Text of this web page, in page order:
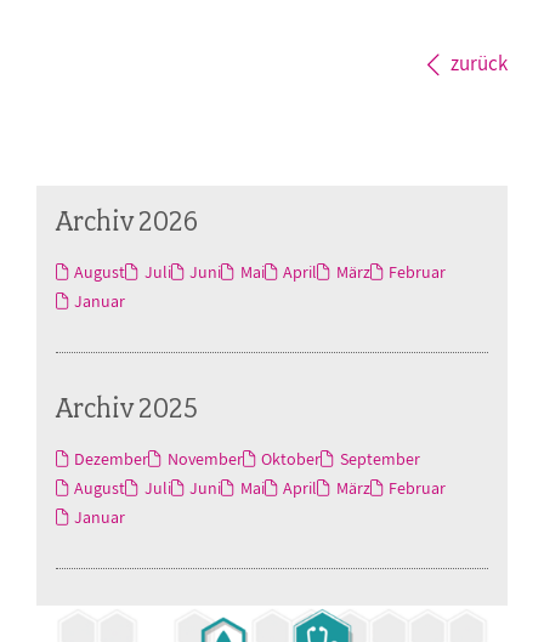
zurück
Archiv 2026
August Juli Juni Mai April März
Februar
Januar
Archiv 2025
Dezember November Oktober
September
August
Juli Juni Mai April März
Februar
Januar